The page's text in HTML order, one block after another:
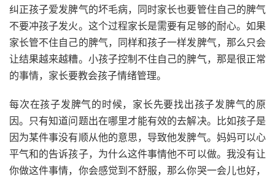
纠正孩子爱发脾气的坏毛病，同时家长也要管住自己的脾气
不要冲孩子发火。这个过程家长是需要有足够的耐心。如果
家长管不住自己的脾气，同样和孩子一样发脾气，那么只会
让结果越来越糟。小孩子控制不住自己的脾气，那是很正常
的事情，家长要教会孩子情绪管理。
每次在孩子发脾气的时候，家长先要找出孩子发脾气的原
因。只有知道问题出在哪里才能有效的去解决。比如孩子是
因为某件事没有顺从他的意思，导致他发脾气。妈妈可以心
平气和的告诉孩子，为什么这件事情他不可以做。我没有让
你做这件事情，你会感觉到不舒服，那么你哭一会儿也好，